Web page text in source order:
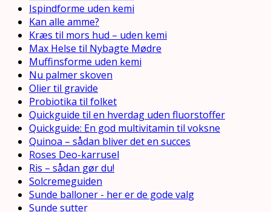
Ispindforme uden kemi
Kan alle amme?
Kræs til mors hud – uden kemi
Max Helse til Nybagte Mødre
Muffinsforme uden kemi
Nu palmer skoven
Olier til gravide
Probiotika til folket
Quickguide til en hverdag uden fluorstoffer
Quickguide: En god multivitamin til voksne
Quinoa – sådan bliver det en succes
Roses Deo-karrusel
Ris – sådan gør du!
Solcremeguiden
Sunde balloner - her er de gode valg
Sunde sutter